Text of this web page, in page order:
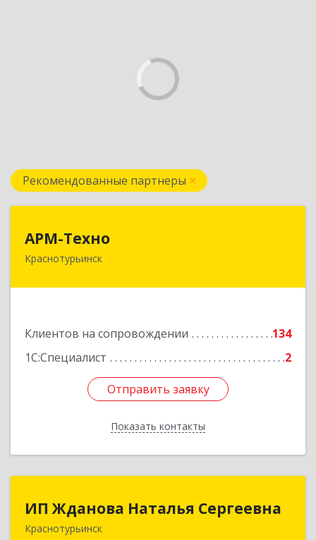
Рекомендованные партнеры
АРМ-Техно
Краснотурьинск
Клиентов на сопровождении
134
1С:Специалист
2
Отправить заявку
Показать контакты
624447, Свердловская обл, Краснотурьинск г,
Отправить заявку
Назад
ИП Жданова Наталья Сергеевна
Краснотурьинск